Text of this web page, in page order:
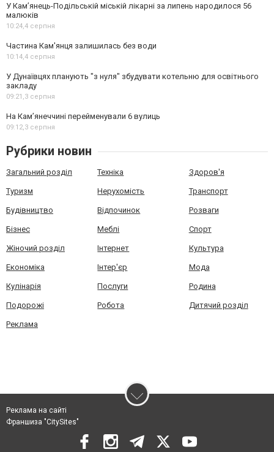
У Кам’янець-Подільській міській лікарні за липень народилося 56
малюків
10:24,4 серпня
Частина Кам'янця залишилась без води
10:14,4 серпня
У Дунаївцях планують "з нуля" збудувати котельню для освітнього
закладу
09:21,3 серпня
На Камʼянеччині перейменували 6 вулиць
09:12,3 серпня
Рубрики новин
Загальний розділ Техніка Здоров'я
Туризм Нерухомість Транспорт
Будівництво Відпочинок Розваги
Бізнес Меблі Спорт
Жіночий розділ Інтернет Культура
Економіка Інтер'єр Мода
Кулінарія Послуги Родина
Подорожі Робота Дитячий розділ
Реклама
Реклама на сайті
Франшиза "CitySites"